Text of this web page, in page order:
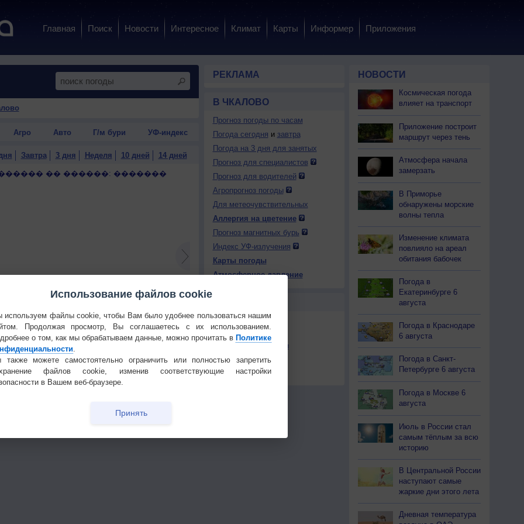
Главная Поиск Новости Интересное Климат Карты Информер Приложения
Агро Авто Г/м бури УФ-индекс
Завтра 3 дня Неделя 10 дней 14 дней
�� ������: �������
декада Мобильная версия
РЕКЛАМА
В ЧКАЛОВО
Прогноз погоды по часам
Погода сегодня и завтра
Погода на 3 дня для занятых
Прогноз для специалистов
Прогноз для водителей
Агропрогноз погоды
Для метеочувствительных
Аллергия на цветение
Прогноз магнитных бурь
Индекс УФ-излучения
Карты погоды
Атмосферное давление
О проекте
Политика
конфиденциальности
Частые вопросы
Гостевая книга
НОВОСТИ
Космическая погода
влияет на транспорт
Приложение построит
маршрут через тень
Атмосфера начала
замерзать
В Приморье
обнаружены морские
волны тепла
Изменение климата
повлияло на ареал
обитания бабочек
Погода в
Екатеринбурге 6
августа
Погода в Краснодаре
6 августа
Погода в Санкт-
Петербурге 6 августа
Погода в Москве 6
августа
Июль в России стал
самым тёплым за всю
историю
В Центральной России
наступают самые
жаркие дни этого лета
Дневная температура
Использование файлов cookie
используем файлы cookie, чтобы Вам было удобнее пользоваться нашим
Продолжая просмотр, Вы соглашаетесь с их использованием.
о том, как мы обрабатываем данные, можно прочитать в Политике
также можете самостоятельно ограничить или полностью запретить
файлов cookie, изменив соответствующие настройки
в Вашем веб-браузере.
Принять